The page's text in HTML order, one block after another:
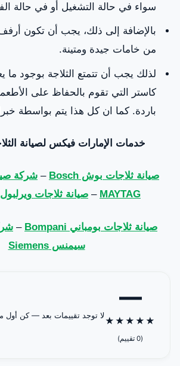
سواء في حالة التشغيل أو في حالة
بالإضافة إلى ذلك، يجب أن تكون
من خامات جيدة ومتينة.
لذلك يجب أن تتمتع الثلاجة بوجود ما
كاستر التي تقوم بالحفاظ على
باردة. كما ان كل هذا يتم بواسطة
خدمات الإمارات فيكس لصيانة
صيانة ثلاجات بوش Bosch – شركة
MAYTAG
– صيانة ثلاجات ويرلبول whirlpool
صيانة ثلاجات بومباني Bompani –
سيمنس Siemens
—
★
★
★
★
★
(0 تقييم)
لا توجد تقييمات بعد — كن أول